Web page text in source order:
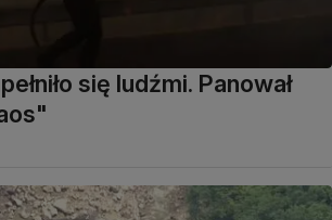
się ludźmi. Panował